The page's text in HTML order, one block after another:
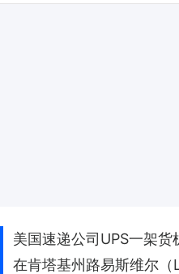
美国速递公司UPS一架
在肯塔基州路易斯维尔